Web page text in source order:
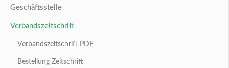
Geschäftsstelle
Verbandszeitschrift
Verbandszeitschrift PDF
Bestellung Zeitschrift